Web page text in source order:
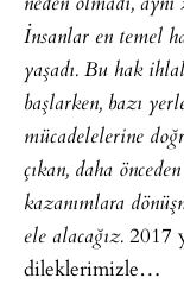
İnsanlar en temel
yaşadı. Bu hak
başlarken, bazı
mücadelelerine
çıkan, daha
kazanımlara
ele alacağız. 2017
dileklerimizle…